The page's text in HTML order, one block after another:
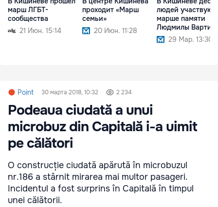
марш ЛГБТ-
сообщества
21 Июн. 15:14
проходит «Марш
семьи»
20 Июн. 11:28
людей участвуют
марше памяти
Людмилы Вартик
29 Мар. 13:30
Point 30 марта 2018, 10:32 2 234
Podeaua ciudată a unui
microbuz din Capitală i-a uimit
pe călători
O construcție ciudată apărută în microbuzul
nr.186 a stârnit mirarea mai multor pasageri.
Incidentul a fost surprins în Capitală în timpul
unei călătorii.